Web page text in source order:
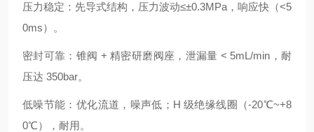
压力稳定：先导式结构，压力波动≤±0.3MPa，响应快（<5
0ms）。
密封可靠：锥阀 + 精密研磨阀座，泄漏量 < 5mL/min，耐
压达 350bar。
低噪节能：优化流道，噪声低；H 级绝缘线圈（-20℃~+8
0℃），耐用。